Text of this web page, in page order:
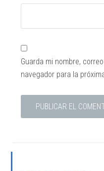
Guarda mi nombre,
navegador para la